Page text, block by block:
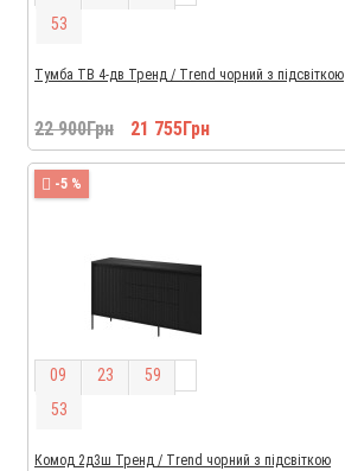
52
Тумба ТВ 4-дв Тренд / Trend чорний з підсвіткою
22 900Грн 21 755Грн
-5 %
09 23 59
52
Комод 2д3ш Тренд / Trend чорний з підсвіткою